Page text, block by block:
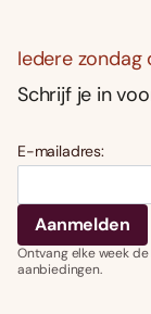
Iedere zondag
Schrijf je in
E-mailadres:
Ontvang elke week
aanbiedingen.